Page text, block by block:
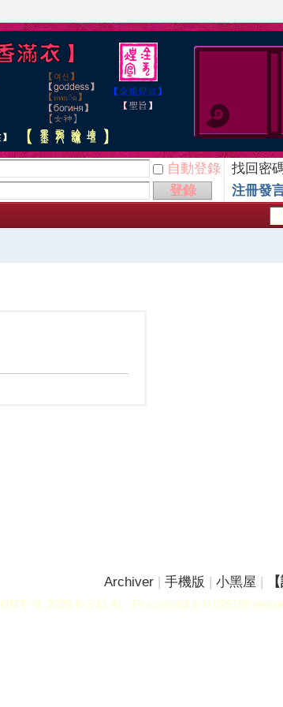
自動登錄
找回密
登錄
注冊發
Archiver | 手機版 | 小黑屋 |
GMT+8, 2026-8-6 11:41 , Processed in 0.025158